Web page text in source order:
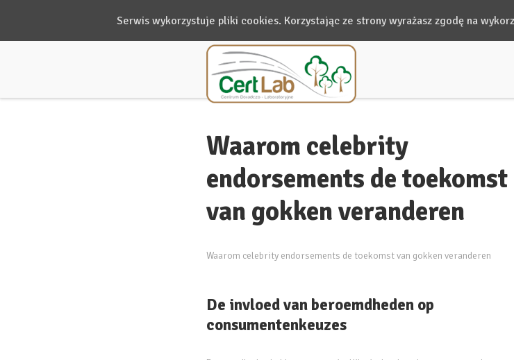
Waarom celebrity
endorsements de toekomst
van gokken veranderen
Waarom celebrity endorsements de toekomst van gokken veranderen
De invloed van beroemdheden op
consumentenkeuzes
Serwis wykorzystuje pliki cookies. Korzystając ze strony wyrażasz zgodę na